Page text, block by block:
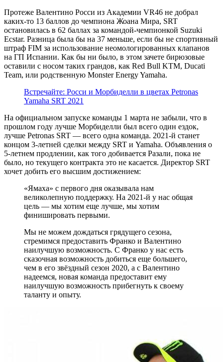
Протеже Валентино Росси из Академии VR46 не добрал
каких-то 13 баллов до чемпиона Жоана Мира, SRT
остановилась в 62 баллах за командой-чемпионкой Suzuki
Ecstar. Разница была бы на 37 меньше, если бы не спортивный
штраф FIM за использование неомологированных клапанов
на ГП Испании. Как бы ни было, в этом зачете бирюзовые
оставили с носом таких грандов, как Red Bull KTM, Ducati
Team, или родственную Monster Energy Yamaha.
Встречайте: Росси и Морбиделли в цветах Petronas
Yamaha SRT 2021
На официальном запуске команды 1 марта не забыли, что в
прошлом году лучше Морбиделли был всего один ездок,
лучше Petronas SRT — всего одна команда. 2021-й станет
концом 3-летней сделки между SRT и Yamaha. Объявления о
5-летнем продлении, как того добивается Разали, пока не
было, но текущего контракта это не касается. Директор SRT
хочет добить его высшим достижением:
«Ямаха» с первого дня оказывала нам
великолепную поддержку. На 2021-й у нас общая
цель — мы хотим еще лучше, мы хотим
финишировать первыми.
Мы не можем дождаться грядущего сезона,
стремимся предоставить Франко и Валентино
наилучшую возможность. С Франко у нас есть
сказочная возможность добиться еще большего,
чем в его звёздный сезон 2020, а с Валентино
надеемся, новая команда предоставит ему
наилучшую возможность прибегнуть к своему
таланту и опыту.